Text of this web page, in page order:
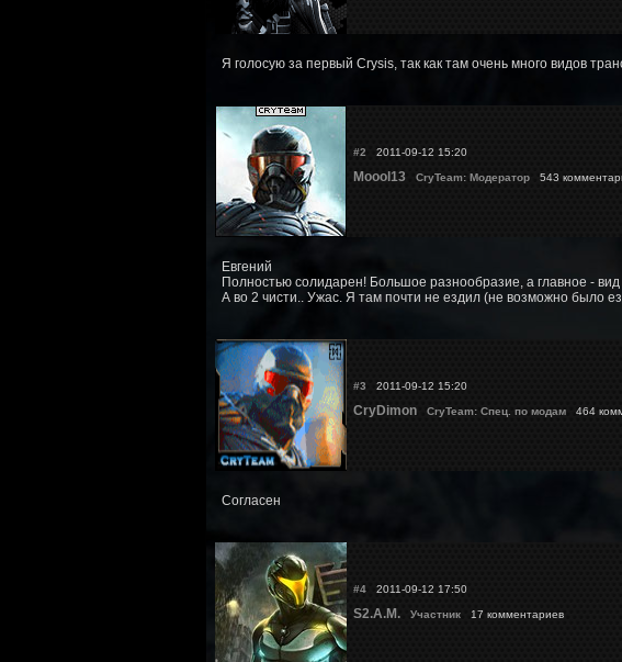
Я голосую за первый Crysis, так как там очень много видов
#2 2011-09-12 15:20
Moool13 CryTeam: Модератор543
Евгений
Полностью солидарен! Большое разнообразие, а главное - вид
А во 2 чисти.. Ужас. Я там почти не ездил (не возможно было
#3 2011-09-12 15:20
CryDimon CryTeam: Спец. по модам464
Согласен
#42011-09-12 17:50
S2.A.M. Участник17 комментариев